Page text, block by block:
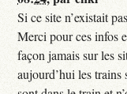
Si ce site n’existait
Merci pour ces infos
façon jamais sur les
aujourd’hui les